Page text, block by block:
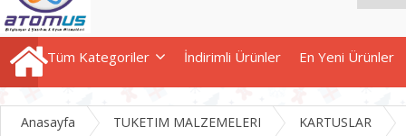
Tüm Kategoriler İndirimli Ürünler En Yeni Ürünler
Anasayfa TUKETIM MALZEMELERI KARTUSLAR